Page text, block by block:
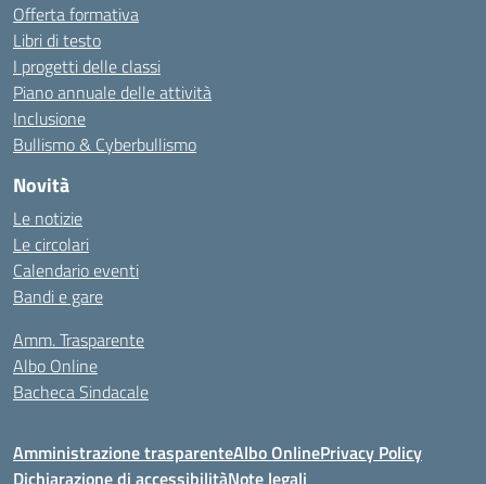
Offerta formativa
Libri di testo
I progetti delle classi
Piano annuale delle attività
Inclusione
Bullismo & Cyberbullismo
Novità
Le notizie
Le circolari
Calendario eventi
Bandi e gare
Amm. Trasparente
Albo Online
Bacheca Sindacale
Amministrazione trasparenteAlbo OnlinePrivacy Policy
Dichiarazione di accessibilitàNote legali